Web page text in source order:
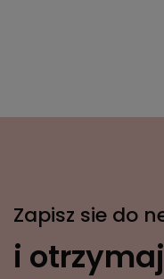
Zapisz sie do
i